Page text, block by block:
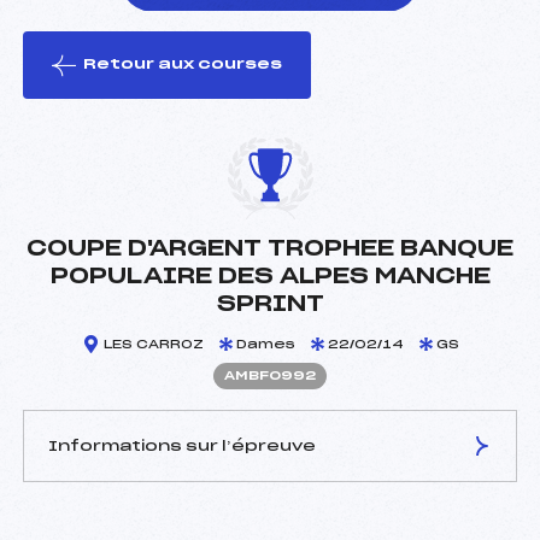
le ski
Retour aux courses
COUPE D'ARGENT TROPHEE BANQUE
POPULAIRE DES ALPES MANCHE
SPRINT
LES CARROZ Dames 22/02/14 GS
AMBF0992
Informations sur l’épreuve